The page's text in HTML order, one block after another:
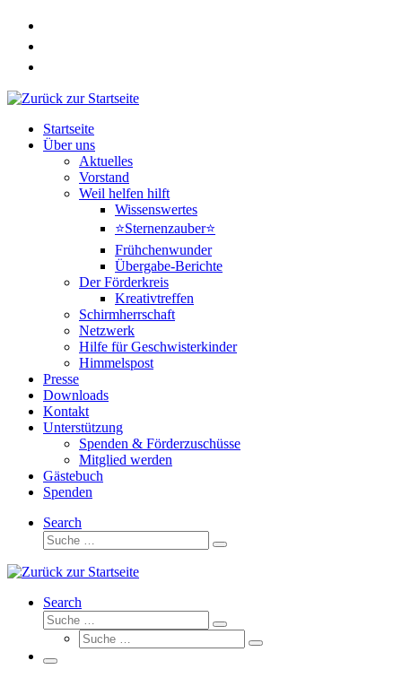
Zum
springen
Startseite
Über uns
Aktuelles
Vorstand
Weil helfen hilft
Wissenswertes
⭐Sternenzauber⭐
Frühchenwunder
Übergabe-Berichte
Der Förderkreis
Kreativtreffen
Schirmherrschaft
Netzwerk
Hilfe für Geschwisterkinder
Himmelspost
Presse
Downloads
Kontakt
Unterstützung
Spenden & Förderzuschüsse
Mitglied werden
Gästebuch
Spenden
Search
Suche
Suche
Search
Suche
Suche
Suche
Suche
Menü